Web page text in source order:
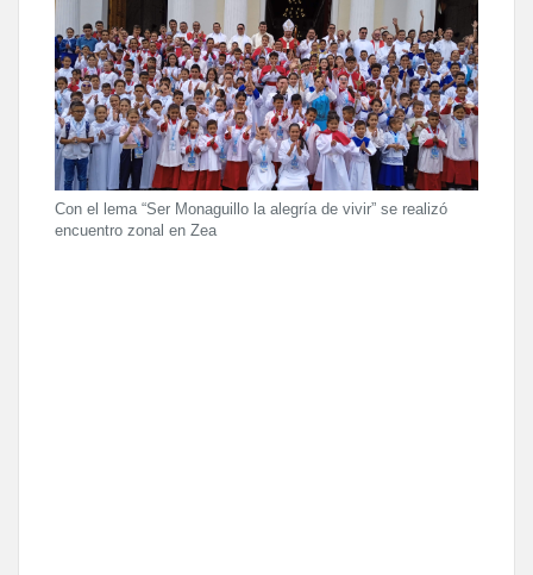
Con el lema “Ser Monaguillo la alegría de vivir” se realizó
encuentro zonal en Zea